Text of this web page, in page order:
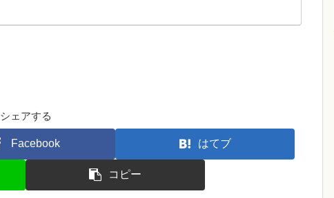
シェアする
Facebook はてブ
コピー